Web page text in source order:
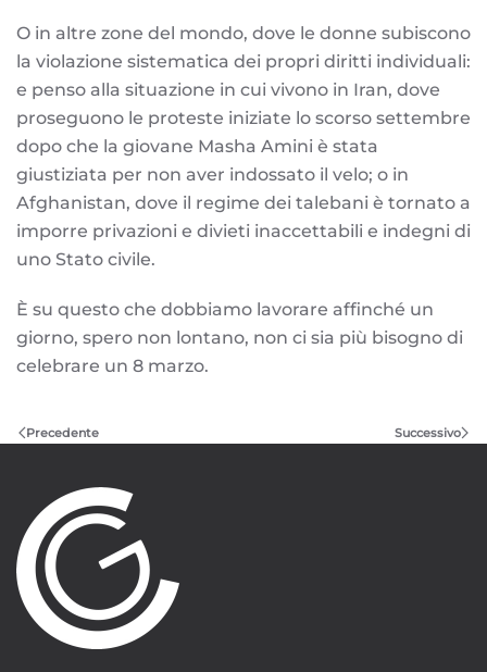
O in altre zone del mondo, dove le donne subiscono
la violazione sistematica dei propri diritti individuali:
e penso alla situazione in cui vivono in Iran, dove
proseguono le proteste iniziate lo scorso settembre
dopo che la giovane Masha Amini è stata
giustiziata per non aver indossato il velo; o in
Afghanistan, dove il regime dei talebani è tornato a
imporre privazioni e divieti inaccettabili e indegni di
uno Stato civile.
È su questo che dobbiamo lavorare affinché un
giorno, spero non lontano, non ci sia più bisogno di
celebrare un 8 marzo.
Precedente Successivo